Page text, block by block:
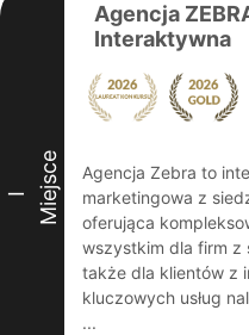
I Miejsce
Agencja
Interaktywna
Agencja Zebra to
marketingowa z
oferująca
wszystkim dla firm z
także dla klientów z
kluczowych usług
...